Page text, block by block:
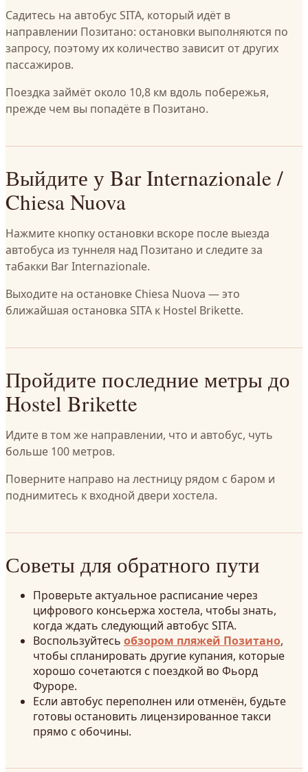
Садитесь на автобус SITA, который идёт в
направлении Позитано: остановки выполняются по
запросу, поэтому их количество зависит от других
пассажиров.
Поездка займёт около 10,8 км вдоль побережья,
прежде чем вы попадёте в Позитано.
Выйдите у Bar Internazionale /
Chiesa Nuova
Нажмите кнопку остановки вскоре после выезда
автобуса из туннеля над Позитано и следите за
табакки Bar Internazionale.
Выходите на остановке Chiesa Nuova — это
ближайшая остановка SITA к Hostel Brikette.
Пройдите последние метры до
Hostel Brikette
Идите в том же направлении, что и автобус, чуть
больше 100 метров.
Поверните направо на лестницу рядом с баром и
поднимитесь к входной двери хостела.
Советы для обратного пути
Проверьте актуальное расписание через
цифрового консьержа хостела, чтобы знать,
когда ждать следующий автобус SITA.
Воспользуйтесь обзором пляжей Позитано,
чтобы спланировать другие купания, которые
хорошо сочетаются с поездкой во Фьорд
Фуроре.
Если автобус переполнен или отменён, будьте
готовы остановить лицензированное такси
прямо с обочины.